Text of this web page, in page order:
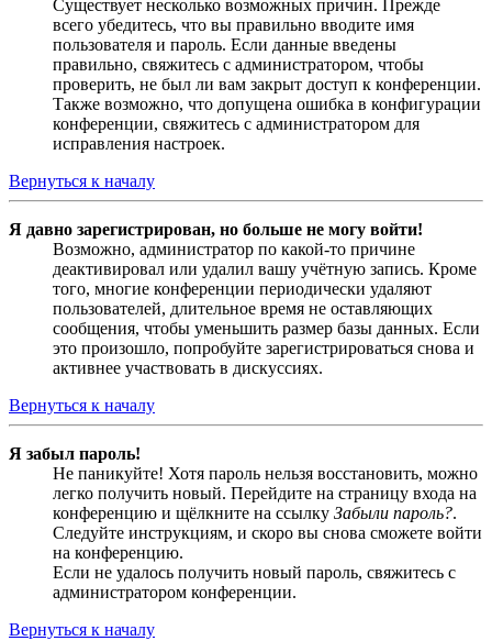
Существует несколько возможных причин. Прежде
всего убедитесь, что вы правильно вводите имя
пользователя и пароль. Если данные введены
правильно, свяжитесь с администратором, чтобы
проверить, не был ли вам закрыт доступ к конференции.
Также возможно, что допущена ошибка в конфигурации
конференции, свяжитесь с администратором для
исправления настроек.
Вернуться к началу
Я давно зарегистрирован, но больше не могу войти!
Возможно, администратор по какой-то причине
деактивировал или удалил вашу учётную запись. Кроме
того, многие конференции периодически удаляют
пользователей, длительное время не оставляющих
сообщения, чтобы уменьшить размер базы данных. Если
это произошло, попробуйте зарегистрироваться снова и
активнее участвовать в дискуссиях.
Вернуться к началу
Я забыл пароль!
Не паникуйте! Хотя пароль нельзя восстановить, можно
легко получить новый. Перейдите на страницу входа на
конференцию и щёлкните на ссылку Забыли пароль?.
Следуйте инструкциям, и скоро вы снова сможете войти
на конференцию.
Если не удалось получить новый пароль, свяжитесь с
администратором конференции.
Вернуться к началу